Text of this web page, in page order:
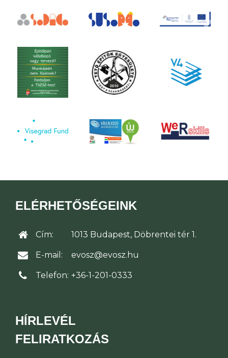
ELÉRHETŐSÉGEINK
Cím: 1013 Budapest, Döbrentei tér 1.
E-mail: evosz@evosz.hu
Telefon: +36-1-201-0333
HÍRLEVÉL
FELIRATKOZÁS